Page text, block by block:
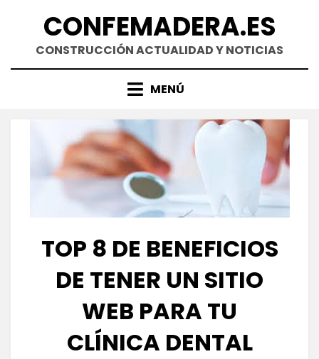
contenidoCONFEMADERA.ES
CONSTRUCCIÓN ACTUALIDAD Y NOTICIAS
MENÚ
TOP 8 DE BENEFICIOS
DE TENER UN SITIO
WEB PARA TU
CLÍNICA DENTAL